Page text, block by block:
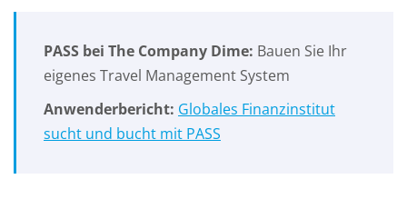
PASS bei The Company Dime: Bauen Sie Ihr
eigenes Travel Management System
Anwenderbericht: Globales Finanzinstitut
sucht und bucht mit PASS